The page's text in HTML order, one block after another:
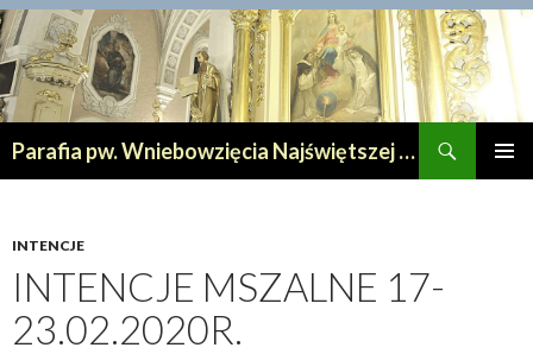
Parafia pw. Wniebowzięcia Najświętszej Maryi Panny w Lipnie
INTENCJE
INTENCJE MSZALNE 17-
23.02.2020R.